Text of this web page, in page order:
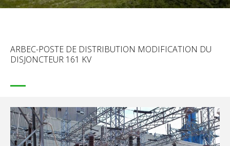
ARBEC-POSTE DE DISTRIBUTION MODIFICATION DU
DISJONCTEUR 161 KV